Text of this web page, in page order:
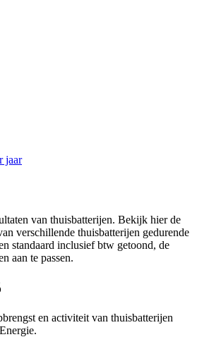
jaar
van thuisbatterijen. Bekijk hier de
verschillende thuisbatterijen gedurende
standaard inclusief btw getoond, de
aan te passen.
en activiteit van thuisbatterijen